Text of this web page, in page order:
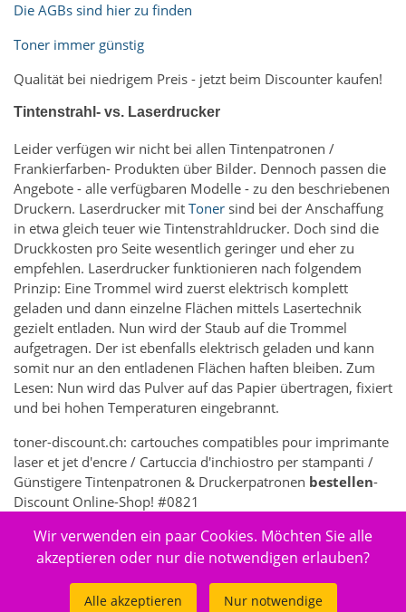
Die AGBs sind hier zu finden
Toner immer günstig
Qualität bei niedrigem Preis - jetzt beim Discounter kaufen!
Tintenstrahl- vs. Laserdrucker
Leider verfügen wir nicht bei allen Tintenpatronen /
Frankierfarben- Produkten über Bilder. Dennoch passen die
Angebote - alle verfügbaren Modelle - zu den beschriebenen
Druckern. Laserdrucker mit Toner sind bei der Anschaffung
in etwa gleich teuer wie Tintenstrahldrucker. Doch sind die
Druckkosten pro Seite wesentlich geringer und eher zu
empfehlen. Laserdrucker funktionieren nach folgendem
Prinzip: Eine Trommel wird zuerst elektrisch komplett
geladen und dann einzelne Flächen mittels Lasertechnik
gezielt entladen. Nun wird der Staub auf die Trommel
aufgetragen. Der ist ebenfalls elektrisch geladen und kann
somit nur an den entladenen Flächen haften bleiben. Zum
Lesen: Nun wird das Pulver auf das Papier übertragen, fixiert
und bei hohen Temperaturen eingebrannt.
toner-discount.ch: cartouches compatibles pour imprimante
laser et jet d'encre / Cartuccia d'inchiostro per stampanti /
Günstigere Tintenpatronen & Druckerpatronen bestellen-
Discount Online-Shop! #0821
5261 - Elektronik > Drucken, Kopieren, Scannen & Faxen >
Zubehör Drucker, Kopierer & Faxgeräte > Drucker-
Wir verwenden ein paar Cookies. Möchten Sie alle
akzeptieren oder nur die notwendigen erlauben?
Alle akzeptieren Nur notwendige